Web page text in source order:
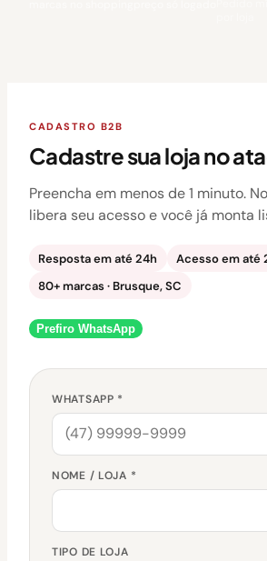
CADASTRO B2B
Cadastre sua loja no
Preencha em menos de 1 minuto.
libera seu acesso e você já monta
Resposta em até 24h
Acesso em até
80+ marcas · Brusque, SC
Prefiro WhatsApp
WHATSAPP *
NOME / LOJA *
TIPO DE LOJA